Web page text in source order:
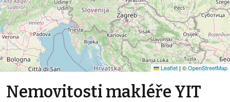
Leaflet | ©OpenStreetMap
Nemovitosti makléře YIT